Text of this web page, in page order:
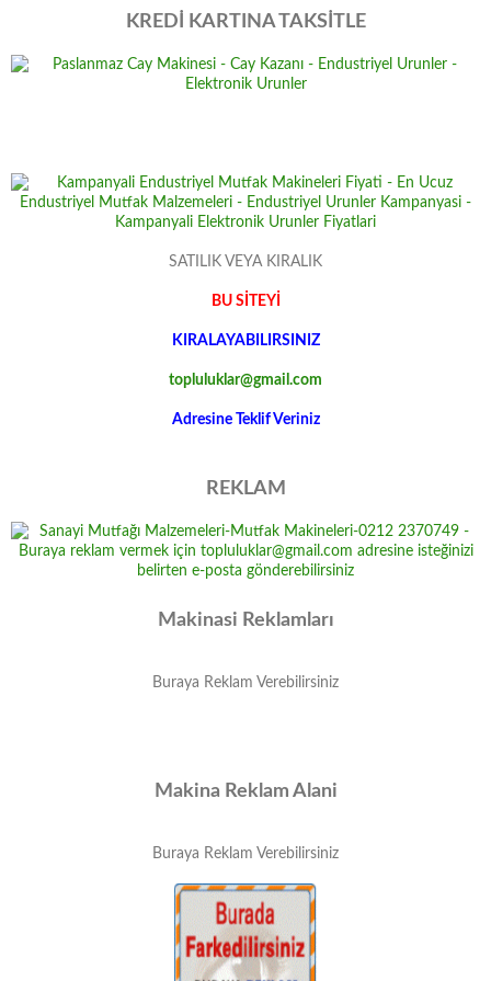
KREDİ KARTINA TAKSİTLE
SATILIK VEYA KIRALIK
BU SİTEYİ
KIRALAYABILIRSINIZ
topluluklar@gmail.com
Adresine Teklif Veriniz
REKLAM
Makinasi Reklamları
Buraya Reklam Verebilirsiniz
Makina Reklam Alani
Buraya Reklam Verebilirsiniz